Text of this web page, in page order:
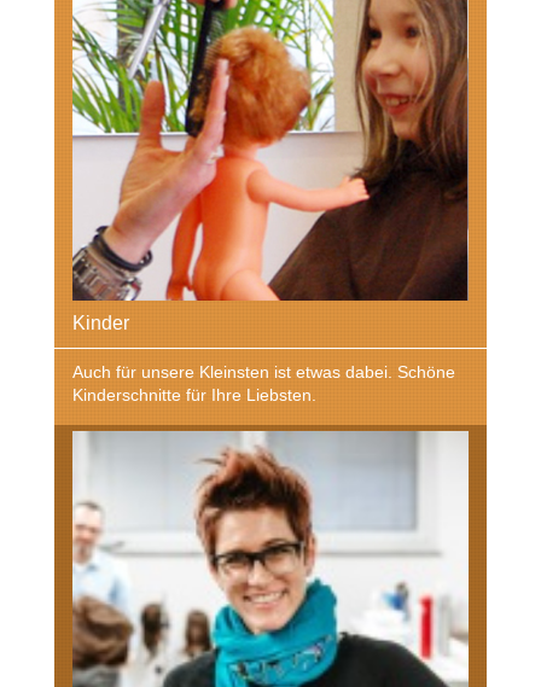
Kinder
Auch für unsere Kleinsten ist etwas dabei. Schöne
Kinderschnitte für Ihre Liebsten.